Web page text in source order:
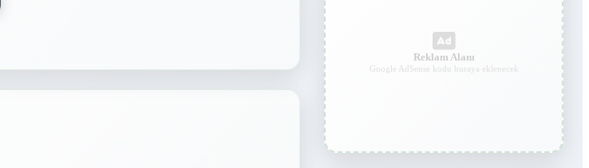
Reklam Alanı
Google AdSense kodu buraya eklenecek